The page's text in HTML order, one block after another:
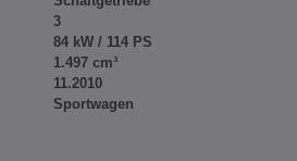
3
84 kW / 114 PS
1.497 cm³
11.2010
Sportwagen